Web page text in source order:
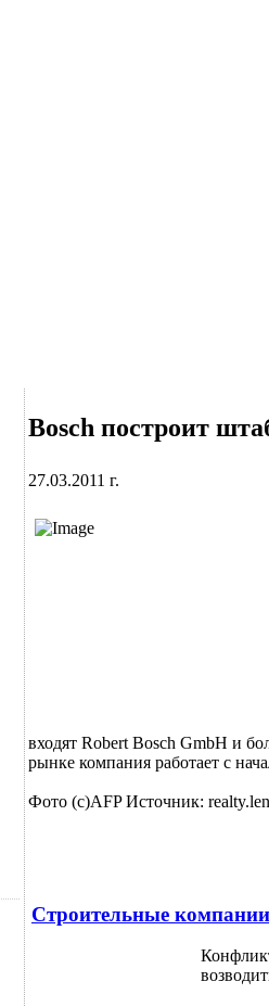
Bosch построит
27.03.2011 г.
входят Robert Bosch GmbH и
рынке компания работает с
Фото (c)AFP Источник:
Строительные